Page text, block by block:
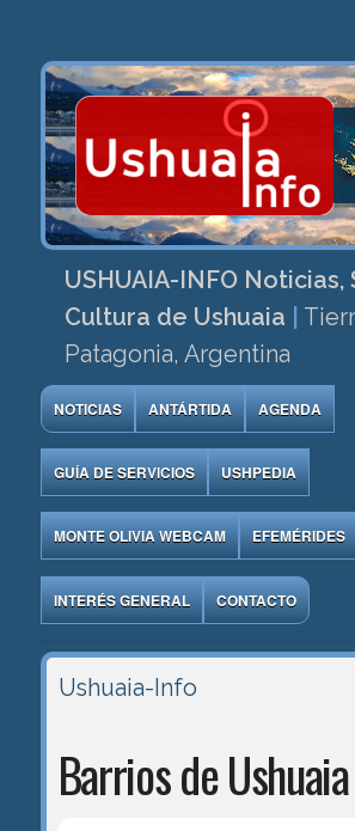
USHUAIA-INFO Noticias,
Cultura de Ushuaia
Patagonia, Argentina
NOTICIAS ANTÁRTIDA AGENDA
GUÍA DE SERVICIOS USHPEDIA
MONTE OLIVIA WEBCAM EFEMÉRIDES
INTERÉS GENERAL CONTACTO
Ushuaia-Info
Barrios de Ushuaia